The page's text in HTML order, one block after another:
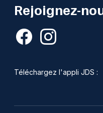
Rejoignez-
Téléchargez l'appli JDS :